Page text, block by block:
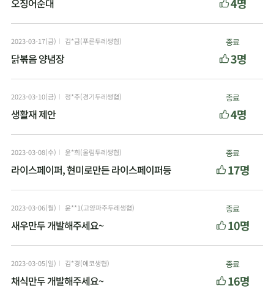
오징어순대
2023-03-17(금) 김*금(푸른두레생협)
닭볶음 양념장
종료
3명
2023-03-10(금) 정*주(경기두레생협)
생활재 제안
종료
4명
2023-03-08(수) 윤*희(울림두레생협)
라이스페이퍼, 현미로만든 라이스페이퍼등
종료
17명
2023-03-06(월) 윤**1(고양파주두레생협)
새우만두 개발해주세요~
종료
10명
2023-03-05(일) 김*경(에코생협)
채식만두 개발해주세요~
종료
16명